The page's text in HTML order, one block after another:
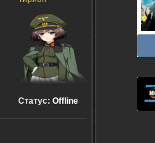
Статус: Offline